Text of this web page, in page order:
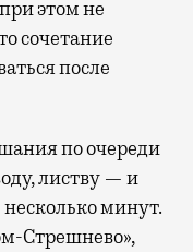
этом не
сочетание
после
по очереди
листву — и
минут.
Стрешнево»,